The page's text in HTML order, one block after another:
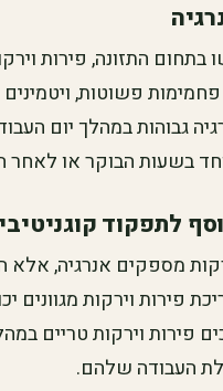
התזונה, פירות
פשוטות,
גבוהות במהלך יום
בשעות הבוקר או
לתפקוד קוגניטיבי
מספקים אנרגיה, אלא
פירות וירקות מגוונים
פירות וירקות טריים
העבודה שלהם.